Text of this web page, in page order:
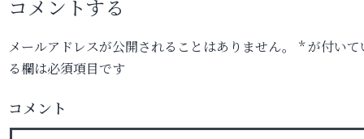
コメントする
メールアドレスが公開されることはありません。 *が付いて
る欄は必須項目です
コメント